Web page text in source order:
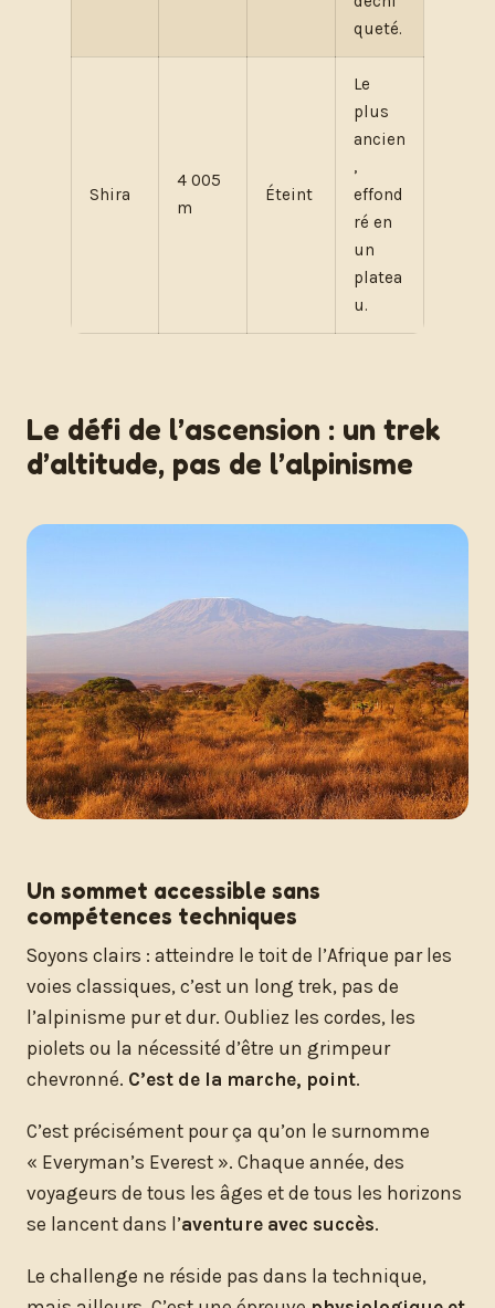
queté.
Shira
4 005
m
Éteint
Le
plus
ancien
,
effond
ré en
un
platea
u.
Le défi de l’ascension : un trek
d’altitude, pas de l’alpinisme
Un sommet accessible sans
compétences techniques
Soyons clairs : atteindre le toit de l’Afrique par les
voies classiques, c’est un long trek, pas de
l’alpinisme pur et dur. Oubliez les cordes, les
piolets ou la nécessité d’être un grimpeur
chevronné. C’est de la marche, point.
C’est précisément pour ça qu’on le surnomme
« Everyman’s Everest ». Chaque année, des
voyageurs de tous les âges et de tous les horizons
se lancent dans l’aventure avec succès.
Le challenge ne réside pas dans la technique,